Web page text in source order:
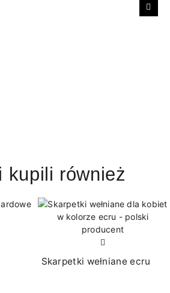
kupili również
Skarpetki wełniane ecru